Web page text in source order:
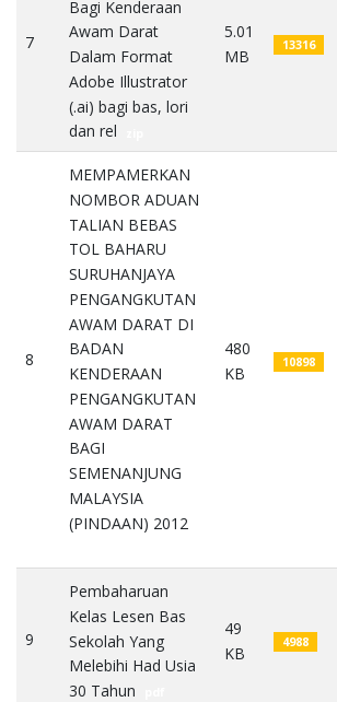
7
Bagi Kenderaan
Awam Darat
Dalam Format
Adobe Illustrator
(.ai) bagi bas, lori
dan rel
5.01
MB
13316
8
MEMPAMERKAN
NOMBOR ADUAN
TALIAN BEBAS
TOL BAHARU
SURUHANJAYA
PENGANGKUTAN
AWAM DARAT DI
BADAN
KENDERAAN
PENGANGKUTAN
AWAM DARAT
BAGI
SEMENANJUNG
MALAYSIA
(PINDAAN) 2012
480
KB
10898
9
Pembaharuan
Kelas Lesen Bas
Sekolah Yang
Melebihi Had Usia
30 Tahun
49
KB
4988